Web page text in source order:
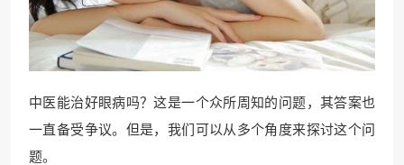
中医能治好眼病吗？这是一个众所周知的问题，其答案也
一直备受争议。但是，我们可以从多个角度来探讨这个问
题。